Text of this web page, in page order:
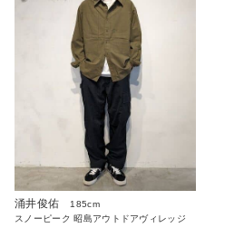
涌井俊佑
185cm
スノーピーク 昭島アウトドアヴィレッジ